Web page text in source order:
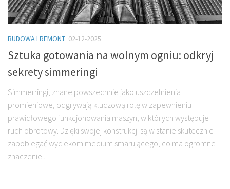
BUDOWA I REMONT 02-12-2025
Sztuka gotowania na wolnym ogniu: odkryj
sekrety simmeringi
Simmerringi, znane powszechnie jako uszczelnienia
promieniowe, odgrywają kluczową rolę w zapewnieniu
prawidłowego funkcjonowania maszyn, w których występuje
ruch obrotowy. Dzięki swojej konstrukcji są w stanie skutecznie
zapobiegać wyciekom medium smarującego, co ma ogromne
znaczenie...